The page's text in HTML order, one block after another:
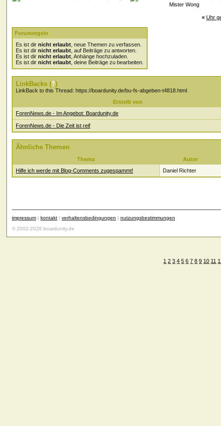
Mister Wong
« Uhr
Forumregeln
Es ist dir nicht erlaubt , neue Themen zu verfassen.
Es ist dir nicht erlaubt , auf Beiträge zu antworten.
Es ist dir nicht erlaubt , Anhänge hochzuladen.
Es ist dir nicht erlaubt , deine Beiträge zu bearbeiten.
LinkBacks (?)
LinkBack to this Thread: https://boardunity.de/bu-fs-abgeben-t4818.html
Erstellt von
ForenNews.de - Im Angebot: Boardunity.de
ForenNews.de - Die Zeit ist reif
Ähnliche Themen
Thema
Autor
Hilfe ich werde mit Blog-Comments zugespammt!
Daniel Richter
impressum | kontakt | verhaltensbedingungen | nutzungsbestimmungen
© 2002-2026 boardunity.de
1 2 3 4 5 6 7 8 9 10 11